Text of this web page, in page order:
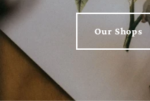
Our Shops